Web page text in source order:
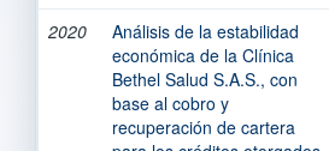
2020
Análisis de la estabilidad
económica de la Clínica
Bethel Salud S.A.S., con
base al cobro y
recuperación de cartera